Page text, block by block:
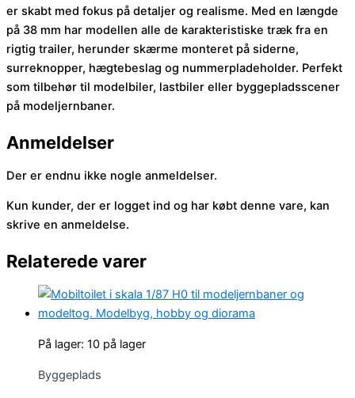
er skabt med fokus på detaljer og realisme. Med en længde
på 38 mm har modellen alle de karakteristiske træk fra en
rigtig trailer, herunder skærme monteret på siderne,
surreknopper, hægtebeslag og nummerpladeholder. Perfekt
som tilbehør til modelbiler, lastbiler eller byggepladsscener
på modeljernbaner.
Anmeldelser
Der er endnu ikke nogle anmeldelser.
Kun kunder, der er logget ind og har købt denne vare, kan
skrive en anmeldelse.
Relaterede varer
På lager: 10 på lager
Byggeplads